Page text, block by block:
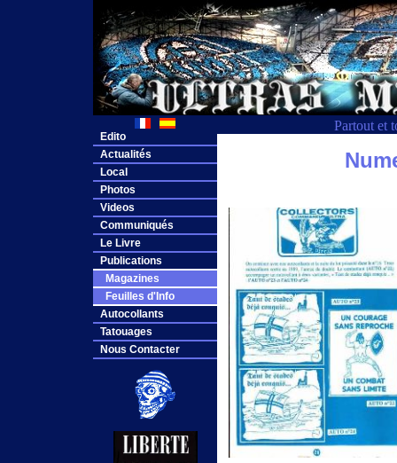
Partout et
Edito
Actualités
Local
Photos
Videos
Communiqués
Le Livre
Publications
Magazines
Feuilles d'Info
Autocollants
Tatouages
Nous Contacter